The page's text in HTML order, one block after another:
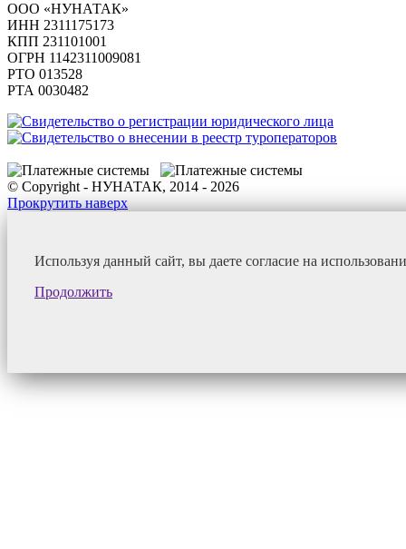
ООО «НУНАТАК»
ИНН 2311175173
КПП 231101001
ОГРН 1142311009081
PTO 013528
РТА 0030482
© Copyright - НУНАТАК, 2014 - 2026
Прокрутить наверх
Используя данный сайт, вы даете согласие на
Продолжить